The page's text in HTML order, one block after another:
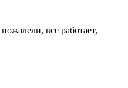
всё работает,